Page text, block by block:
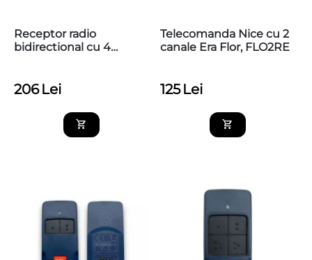
Receptor radio
bidirectional cu 4
206 Lei
Telecomanda Nice cu 2
canale Era Flor, FLO2RE
125 Lei